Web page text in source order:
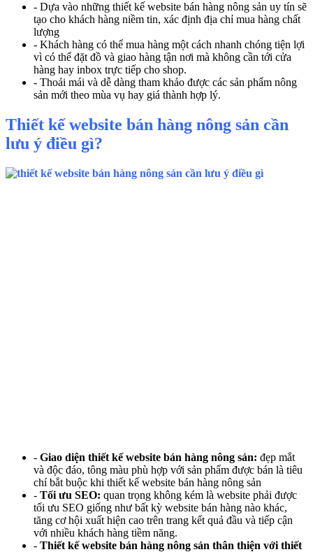
- Dựa vào những thiết kế website bán hàng nông sản uy tín sẽ
tạo cho khách hàng niềm tin, xác định địa chỉ mua hàng chất
lượng
- Khách hàng có thể mua hàng một cách nhanh chóng tiện lợi
vì có thể đặt đồ và giao hàng tận nơi mà không cần tới cửa
hàng hay inbox trực tiếp cho shop.
- Thoải mái và dễ dàng tham khảo được các sản phẩm nông
sản mới theo mùa vụ hay giá thành hợp lý.
Thiết kế website bán hàng nông sản cần
lưu ý điều gì?
- Giao diện thiết kế website bán hàng nông sản: đẹp mắt
và độc đáo, tông màu phù hợp với sản phẩm được bán là tiêu
chí bắt buộc khi thiết kế website bán hàng nông sản
- Tối ưu SEO: quan trọng không kém là website phải được
tối ưu SEO giống như bất kỳ website bán hàng nào khác,
tăng cơ hội xuất hiện cao trên trang kết quả đầu và tiếp cận
với nhiều khách hàng tiềm năng.
- Thiết kế website bán hàng nông sản thân thiện với thiết